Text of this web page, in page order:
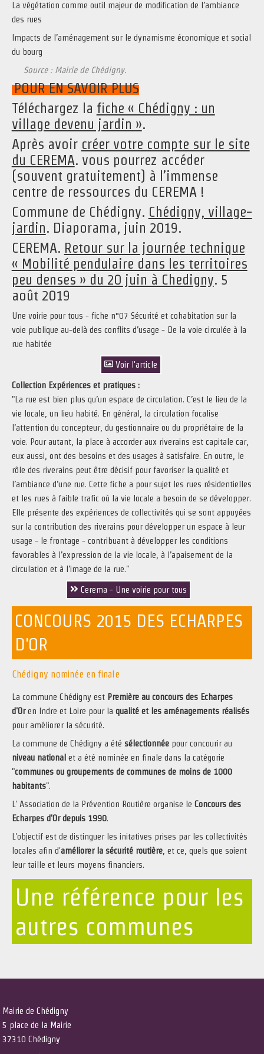
La végétation comme outil majeur de modification de l’ambiance
des rues
Impacts de l’aménagement sur le dynamisme économique et social
du bourg
Source : Mairie de Chédigny.
POUR EN SAVOIR PLUS
Téléchargez la fiche « Chédigny : un
village devenu jardin ».
Après avoir créer votre compte sur le site
du CEREMA. vous pourrez accéder
(souvent gratuitement) à l’immense
centre de ressources du CEREMA !
Commune de Chédigny. Chédigny, village-
jardin. Diaporama, juin 2019.
CEREMA. Retour sur la journée technique
« Mobilité pendulaire dans les territoires
peu denses » du 20 juin à Chedigny. 5
août 2019
Une voirie pour tous - fiche n°07 Sécurité et cohabitation sur la
voie publique au-delà des conflits d’usage - De la voie circulée à la
rue habitée
Voir l'article
Collection Expériences et pratiques :
"La rue est bien plus qu’un espace de circulation. C’est le lieu de la
vie locale, un lieu habité. En général, la circulation focalise
l’attention du concepteur, du gestionnaire ou du propriétaire de la
voie. Pour autant, la place à accorder aux riverains est capitale car,
eux aussi, ont des besoins et des usages à satisfaire. En outre, le
rôle des riverains peut être décisif pour favoriser la qualité et
l’ambiance d’une rue. Cette fiche a pour sujet les rues résidentielles
et les rues à faible trafic où la vie locale a besoin de se développer.
Elle présente des expériences de collectivités qui se sont appuyées
sur la contribution des riverains pour développer un espace à leur
usage - le frontage - contribuant à développer les conditions
favorables à l’expression de la vie locale, à l’apaisement de la
circulation et à l’image de la rue."
Cerema - Une voirie pour tous
CONCOURS 2015 DES ECHARPES
D'OR
Chédigny nominée en finale
La commune Chédigny est Première au concours des Echarpes
d'Oren Indre et Loire pour la qualité et les aménagements réalisés
pour améliorer la sécurité.
La commune de Chédigny a été sélectionnéepour concourir au
niveau nationalet a été nominée en finale dans la catégorie
"communes ou groupements de communes de moins de 1000
habitants".
L' Association de la Prévention Routière organise le Concours des
Echarpes d'Or depuis 1990.
L'objectif est de distinguer les initatives prises par les collectivités
locales afin d'améliorer la sécurité routière, et ce, quels que soient
leur taille et leurs moyens financiers.
Une référence pour les
autres communes
Mairie de Chédigny
5 place de la Mairie
37310 Chédigny